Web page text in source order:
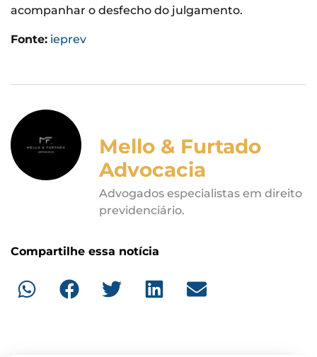
acompanhar o desfecho do julgamento.
Fonte: ieprev
Mello & Furtado
Advocacia
Advogados especialistas em direito
previdenciário.
Compartilhe essa notícia